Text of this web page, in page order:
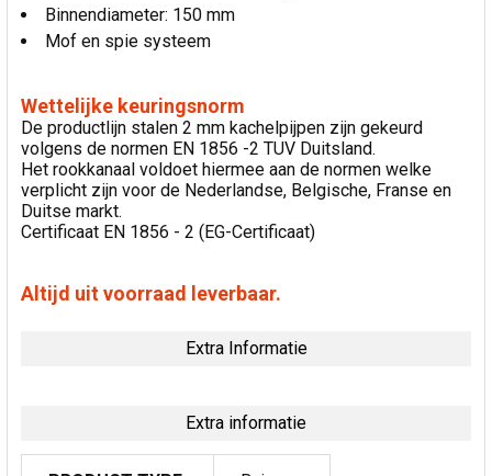
Binnendiameter: 150 mm
Mof en spie systeem
Wettelijke keuringsnorm
De productlijn stalen 2 mm kachelpijpen zijn gekeurd
volgens de normen EN 1856 -2 TUV Duitsland.
Het rookkanaal voldoet hiermee aan de normen welke
verplicht zijn voor de Nederlandse, Belgische, Franse en
Duitse markt.
Certificaat EN 1856 - 2 (EG-Certificaat)
Altijd uit voorraad leverbaar.
Extra Informatie
Extra informatie